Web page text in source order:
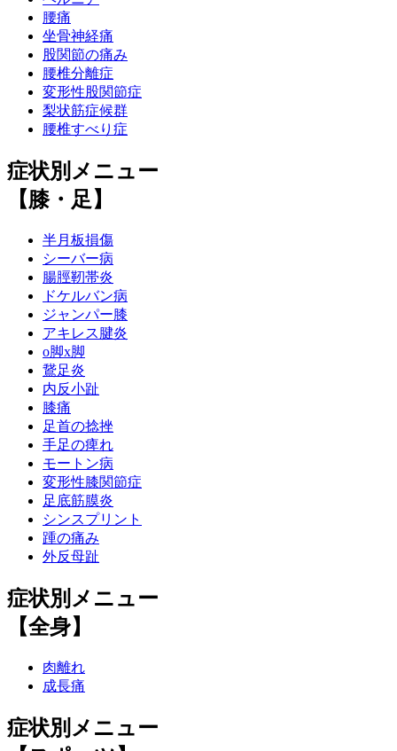
腰痛
坐骨神経痛
股関節の痛み
腰椎分離症
変形性股関節症
梨状筋症候群
腰椎すべり症
症状別メニュー
【膝・足】
半月板損傷
シーバー病
腸脛靭帯炎
ドケルバン病
ジャンパー膝
アキレス腱炎
o脚x脚
鵞足炎
内反小趾
膝痛
足首の捻挫
手足の痺れ
モートン病
変形性膝関節症
足底筋膜炎
シンスプリント
踵の痛み
外反母趾
症状別メニュー
【全身】
肉離れ
成長痛
症状別メニュー